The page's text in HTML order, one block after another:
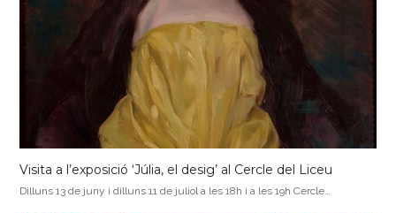
Visita a l’exposició ‘Júlia, el desig’ al Cercle del Liceu
Dilluns 13 de juny i dilluns 11 de juliol a les 18h i a les 19h Cercle…